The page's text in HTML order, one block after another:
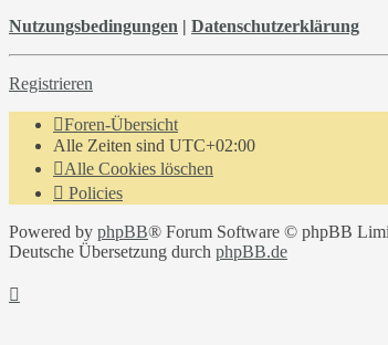
Nutzungsbedingungen | Datenschutzerklärung
Registrieren
Foren-Übersicht
Alle Zeiten sind UTC+02:00
Alle Cookies löschen
Policies
Powered by phpBB® Forum Software © phpBB
Deutsche Übersetzung durch phpBB.de